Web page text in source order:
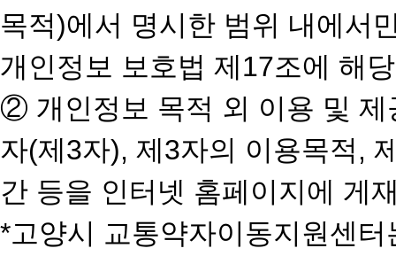
목적)에서 명시한 범위 내에서
개인정보 보호법 제17조에 해
② 개인정보 목적 외 이용 및 제
자(제3자), 제3자의 이용목적,
간 등을 인터넷 홈페이지에 게
*고양시 교통약자이동지원센